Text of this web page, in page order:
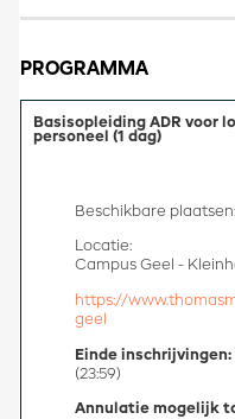
PROGRAMMA
Basisopleiding ADR voor
personeel (1 dag)
Beschikbare plaatsen:
Locatie:
Campus Geel -
https://
geel
Einde inschrijvingen:
(23:59)
Annulatie mogelijk